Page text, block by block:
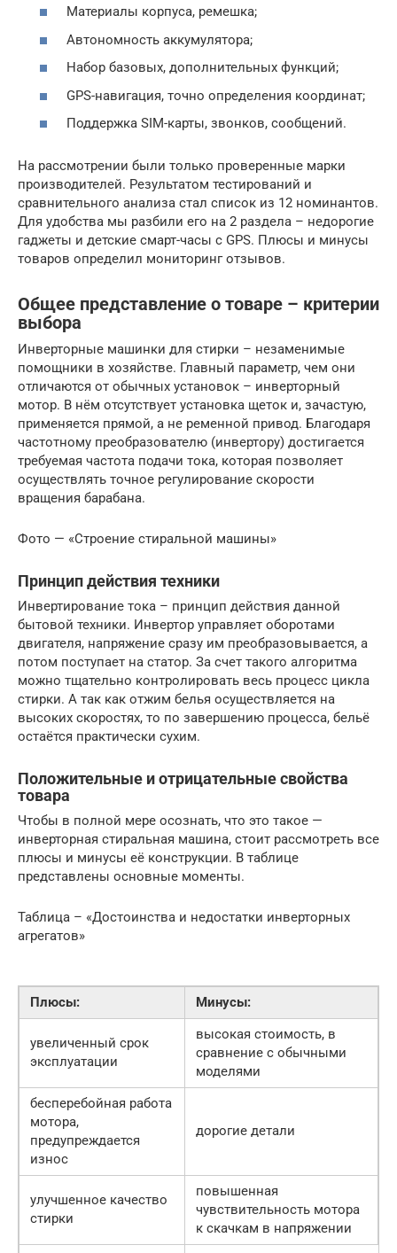
Материалы корпуса, ремешка;
Автономность аккумулятора;
Набор базовых, дополнительных функций;
GPS-навигация, точно определения координат;
Поддержка SIM-карты, звонков, сообщений.
На рассмотрении были только проверенные марки
производителей. Результатом тестирований и
сравнительного анализа стал список из 12 номинантов.
Для удобства мы разбили его на 2 раздела – недорогие
гаджеты и детские смарт-часы с GPS. Плюсы и минусы
товаров определил мониторинг отзывов.
Общее представление о товаре – критерии
выбора
Инверторные машинки для стирки – незаменимые
помощники в хозяйстве. Главный параметр, чем они
отличаются от обычных установок – инверторный
мотор. В нём отсутствует установка щеток и, зачастую,
применяется прямой, а не ременной привод. Благодаря
частотному преобразователю (инвертору) достигается
требуемая частота подачи тока, которая позволяет
осуществлять точное регулирование скорости
вращения барабана.
Фото — «Строение стиральной машины»
Принцип действия техники
Инвертирование тока – принцип действия данной
бытовой техники. Инвертор управляет оборотами
двигателя, напряжение сразу им преобразовывается, а
потом поступает на статор. За счет такого алгоритма
можно тщательно контролировать весь процесс цикла
стирки. А так как отжим белья осуществляется на
высоких скоростях, то по завершению процесса, бельё
остаётся практически сухим.
Положительные и отрицательные свойства
товара
Чтобы в полной мере осознать, что это такое —
инверторная стиральная машина, стоит рассмотреть все
плюсы и минусы её конструкции. В таблице
представлены основные моменты.
Таблица – «Достоинства и недостатки инверторных
агрегатов»
Плюсы: Минусы:
увеличенный срок
эксплуатации
высокая стоимость, в
сравнение с обычными
моделями
бесперебойная работа
мотора,
предупреждается
износ
дорогие детали
улучшенное качество
стирки
повышенная
чувствительность мотора
к скачкам в напряжении